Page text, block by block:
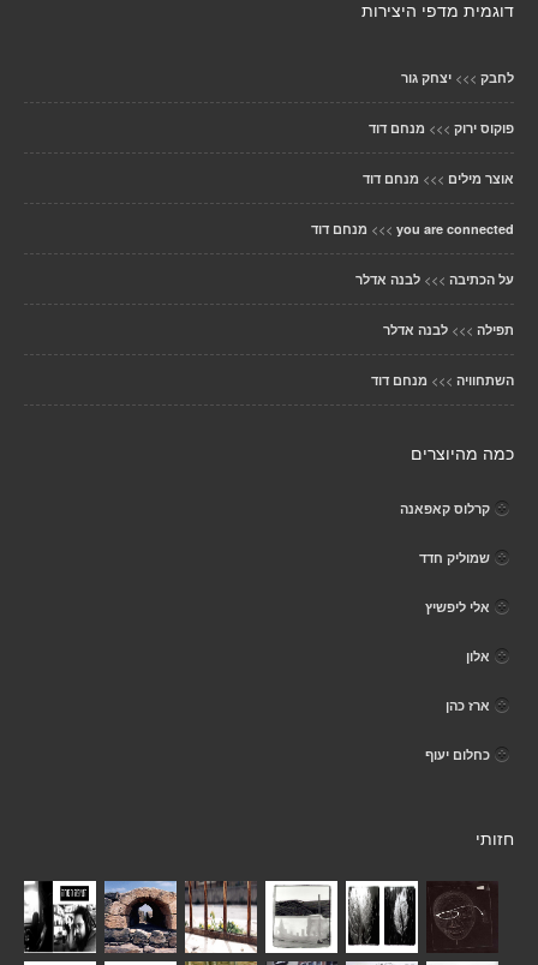
דוגמית מדפי היצירות
לחבק >>> יצחק גור
פוקוס ירוק >>> מנחם דוד
אוצר מילים >>> מנחם דוד
you are connected
>>> מנחם דוד
על הכתיבה >>> לבנה אדלר
תפילה >>> לבנה אדלר
השתחוויה >>> מנחם דוד
כמה מהיוצרים
קרלוס קאפאנה
שמוליק חדד
אלי ליפשיץ
אלון
ארז כהן
כחלום יעוף
חזותי